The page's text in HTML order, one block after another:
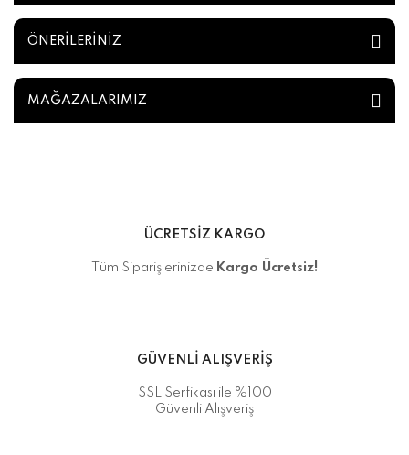
ÖNERİLERİNİZ
MAĞAZALARIMIZ
ÜCRETSİZ KARGO
Tüm Siparişlerinizde Kargo Ücretsiz!
GÜVENLİ ALIŞVERİŞ
SSL Serfikası ile %100
Güvenli Alışveriş